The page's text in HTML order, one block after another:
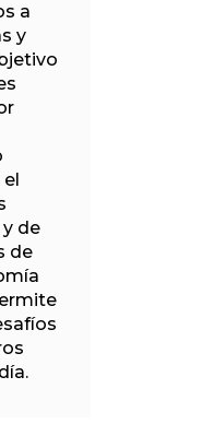
a
y
de
de